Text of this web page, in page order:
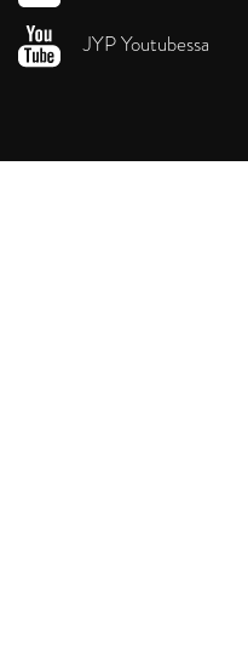
JYP Youtubessa